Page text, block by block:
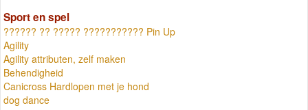
Sport en spel
?????? ?? ????? ??????????? Pin Up
Agility
Agility attributen, zelf maken
Behendigheid
Canicross Hardlopen met je hond
dog dance